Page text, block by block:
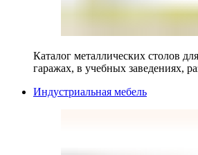
Каталог металлических столов
гаражах, в учебных заведениях,
Индустриальная мебель